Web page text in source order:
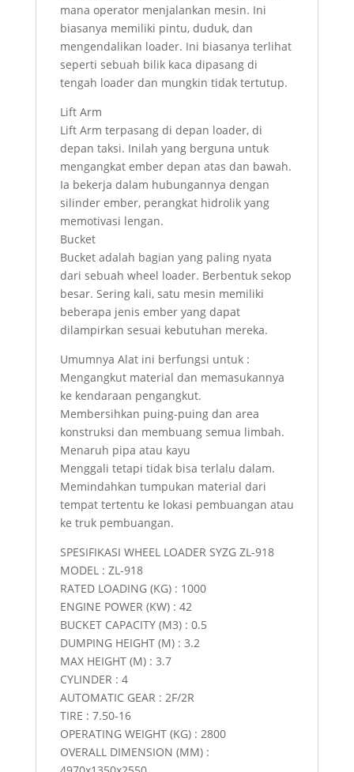
mana operator menjalankan mesin. Ini
biasanya memiliki pintu, duduk, dan
mengendalikan loader. Ini biasanya terlihat
seperti sebuah bilik kaca dipasang di
tengah loader dan mungkin tidak tertutup.
Lift Arm
Lift Arm terpasang di depan loader, di
depan taksi. Inilah yang berguna untuk
mengangkat ember depan atas dan bawah.
Ia bekerja dalam hubungannya dengan
silinder ember, perangkat hidrolik yang
memotivasi lengan.
Bucket
Bucket adalah bagian yang paling nyata
dari sebuah wheel loader. Berbentuk sekop
besar. Sering kali, satu mesin memiliki
beberapa jenis ember yang dapat
dilampirkan sesuai kebutuhan mereka.
Umumnya Alat ini berfungsi untuk :
Mengangkut material dan memasukannya
ke kendaraan pengangkut.
Membersihkan puing-puing dan area
konstruksi dan membuang semua limbah.
Menaruh pipa atau kayu
Menggali tetapi tidak bisa terlalu dalam.
Memindahkan tumpukan material dari
tempat tertentu ke lokasi pembuangan atau
ke truk pembuangan.
SPESIFIKASI WHEEL LOADER SYZG ZL-918
MODEL : ZL-918
RATED LOADING (KG) : 1000
ENGINE POWER (KW) : 42
BUCKET CAPACITY (M3) : 0.5
DUMPING HEIGHT (M) : 3.2
MAX HEIGHT (M) : 3.7
CYLINDER : 4
AUTOMATIC GEAR : 2F/2R
TIRE : 7.50-16
OPERATING WEIGHT (KG) : 2800
OVERALL DIMENSION (MM) :